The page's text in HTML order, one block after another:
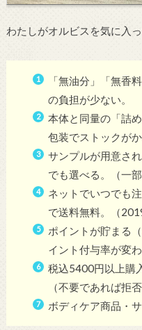
わたしがオルビスを気に入
「無油分」「無香
の負担が少ない。
本体と同量の「詰
包装でストックがか
サンプルが用意さ
でも選べる。（一
ネットでいつでも
で送料無料。（
ポイントが貯まる
イント付与率が変わ
税込5400円以上購
（不要であれば拒
ボディケア商品・